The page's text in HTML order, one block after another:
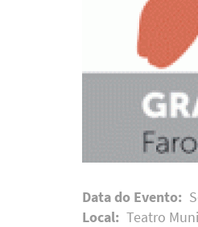
Data do Evento
Local
Teatro